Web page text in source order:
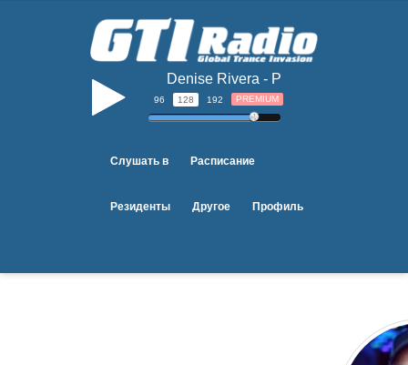
Denise Rivera - Perfect Ending
b 96 128 192 PREMIUM
Слушать в Расписание
Резиденты Другое Профиль